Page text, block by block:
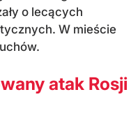
o lecących
W mieście
atak Rosji